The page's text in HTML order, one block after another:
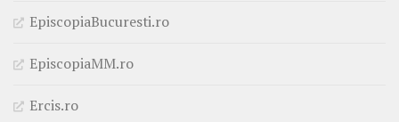
EpiscopiaBucuresti.ro
EpiscopiaMM.ro
Ercis.ro